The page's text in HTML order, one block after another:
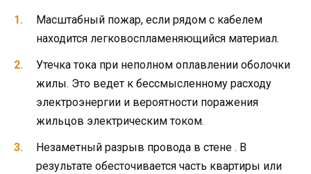
Масштабный пожар, если рядом с кабелем
находится легковоспламеняющийся материал.
Утечка тока при неполном оплавлении оболочки
жилы. Это ведет к бессмысленному расходу
электроэнергии и вероятности поражения
жильцов электрическим током.
Незаметный разрыв провода в стене . В
результате обесточивается часть квартиры или